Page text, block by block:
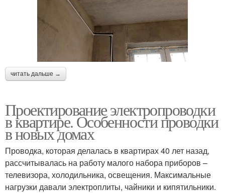
читать дальше →
Проектирование электропроводки
в квартире. Особенности проводки
в новых домах
Проводка, которая делалась в квартирах 40 лет назад,
рассчитывалась на работу малого набора приборов –
телевизора, холодильника, освещения. Максимальные
нагрузки давали электроплиты, чайники и кипятильники.